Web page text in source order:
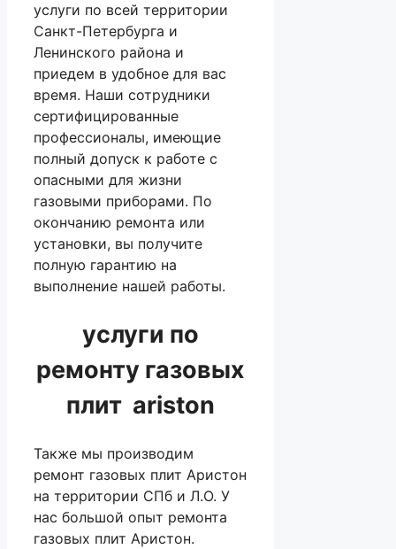
услуги по всей территории
Санкт-Петербурга и
Ленинского района и
приедем в удобное для вас
время. Наши сотрудники
сертифицированные
профессионалы, имеющие
полный допуск к работе с
опасными для жизни
газовыми приборами. По
окончанию ремонта или
установки, вы получите
полную гарантию на
выполнение нашей работы.
услуги по
ремонту газовых
плит ariston
Также мы производим
ремонт газовых плит Аристон
на территории СПб и Л.О. У
нас большой опыт ремонта
газовых плит Аристон.